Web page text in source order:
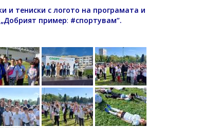
и тениски с логото на програмата и
пример: #спортувам“.